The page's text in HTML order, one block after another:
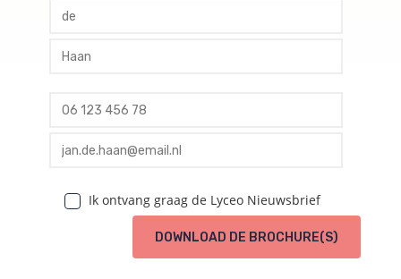
profile tussenvoegsel
profile achternaam
profile telefoon
profile email
Ik ontvang graag de Lyceo Nieuwsbrief
DOWNLOAD DE BROCHURE(S)